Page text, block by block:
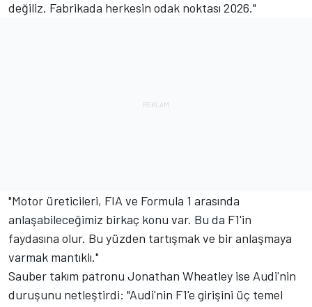
değiliz. Fabrikada herkesin odak noktası 2026."
"Motor üreticileri, FIA ve Formula 1 arasında
anlaşabileceğimiz birkaç konu var. Bu da F1'in
faydasına olur. Bu yüzden tartışmak ve bir anlaşmaya
varmak mantıklı."
Sauber takım patronu Jonathan Wheatley ise Audi'nin
duruşunu netleştirdi: "Audi'nin F1'e girişini üç temel